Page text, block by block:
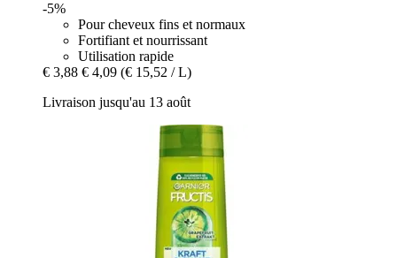
-5%
Pour cheveux fins et normaux
Fortifiant et nourrissant
Utilisation rapide
€ 3,88 € 4,09 (€ 15,52 / L)
Livraison jusqu'au 13 août